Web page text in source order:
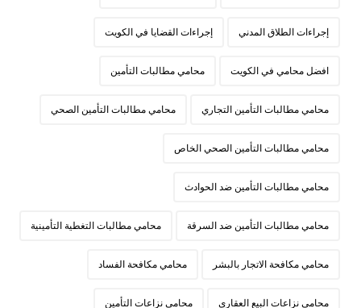
إجراءات الطلاق المدني إجراءات القضايا في الكويت
افضل محامي في الكويت محامي مطالبات التأمين
محامي مطالبات التأمين التجاري محامي مطالبات التأمين الصحي
محامي مطالبات التأمين الصحي الخاص
محامي مطالبات التأمين ضد الحوادث
محامي مطالبات التأمين ضد السرقة محامي مطالبات التغطية التأمينية
محامي مكافحة الاتجار بالبشر محامي مكافحة الفساد
محامي نزاعات البيع العقاري محامي نزاعات التأمين